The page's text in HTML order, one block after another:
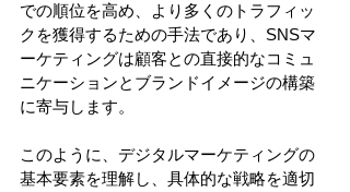
での順位を高め、より多くのトラフィッ
クを獲得するための手法であり、SNSマ
ーケティングは顧客との直接的なコミュ
ニケーションとブランドイメージの構築
に寄与します。
このように、デジタルマーケティングの
基本要素を理解し、具体的な戦略を適切